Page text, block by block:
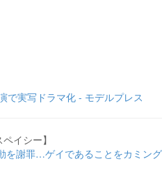
で実写ドラマ化 - モデルプレス
イシー】
を謝罪…ゲイであることをカミング